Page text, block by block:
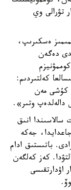
تۋرالى وي
ەسكىرىپ،
دەگەن
كەلتىردىم:
كۇشى مەن
دالەلدەپ وتىر».
سالاسىندا انىق
جەكە
باتىستىق ادام
كەز كەلگەن
اۋدارتقىسى